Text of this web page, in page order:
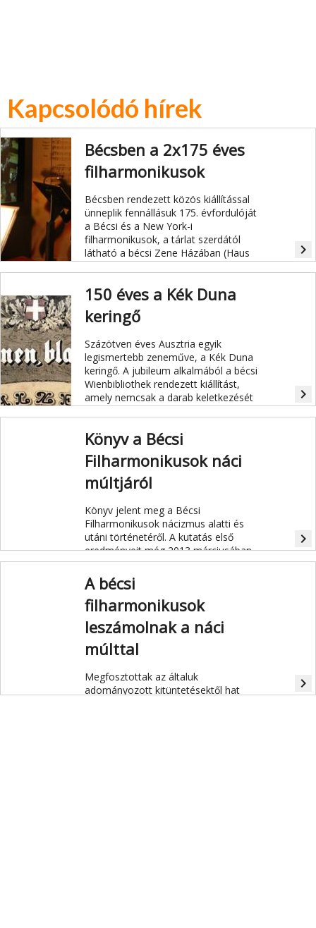
Kapcsolódó hírek
Bécsben a 2x175 éves
filharmonikusok
Bécsben rendezett közös kiállítással
ünneplik fennállásuk 175. évfordulóját
a Bécsi és a New York-i
filharmonikusok, a tárlat szerdától
látható a bécsi Zene Házában (Haus
der Musik).
navigate_next
150 éves a Kék Duna
keringő
Százötven éves Ausztria egyik
legismertebb zeneműve, a Kék Duna
keringő. A jubileum alkalmából a bécsi
Wienbibliothek rendezett kiállítást,
amely nemcsak a darab keletkezését
mutatja be, hanem egészen
navigate_next
Könyv a Bécsi
Filharmonikusok náci
múltjáról
Könyv jelent meg a Bécsi
Filharmonikusok nácizmus alatti és
utáni történetéről. A kutatás első
eredményeit még 2013 márciusában
mutatták be, a most megjelent könyv
további adalékokkal szolgál Ausztria
"kirakatzenekarának" kétes múltjáról.
navigate_next
A bécsi
filharmonikusok
leszámolnak a náci
múlttal
Megfosztottak az általuk
adományozott kitüntetésektől hat
navigate_next